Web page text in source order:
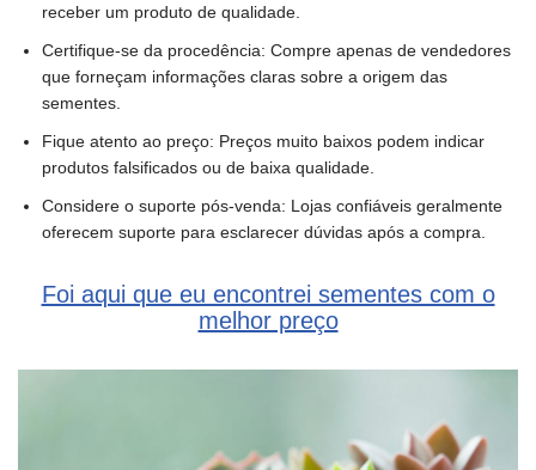
receber um produto de qualidade.
Certifique-se da procedência: Compre apenas de vendedores
que forneçam informações claras sobre a origem das
sementes.
Fique atento ao preço: Preços muito baixos podem indicar
produtos falsificados ou de baixa qualidade.
Considere o suporte pós-venda: Lojas confiáveis geralmente
oferecem suporte para esclarecer dúvidas após a compra.
Foi aqui que eu encontrei sementes com o
melhor preço